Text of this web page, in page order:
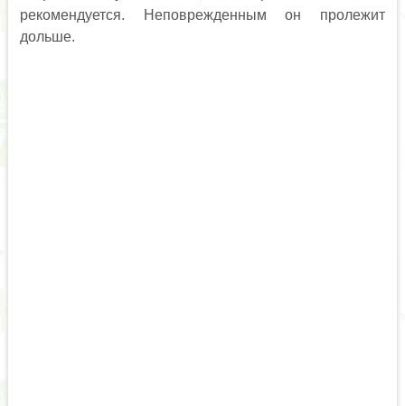
рекомендуется. Неповрежденным он пролежит
дольше.